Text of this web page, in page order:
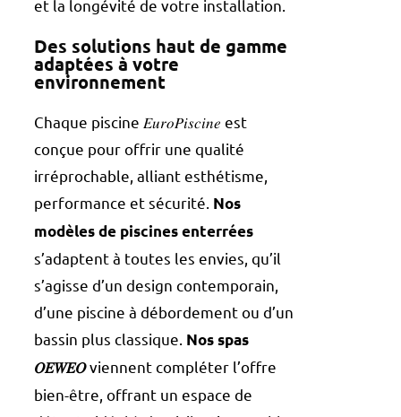
et la longévité de votre installation.
Des solutions haut de gamme
adaptées à votre
environnement
Chaque piscine 𝐸𝑢𝑟𝑜𝑃𝑖𝑠𝑐𝑖𝑛𝑒 est
conçue pour offrir une qualité
irréprochable, alliant esthétisme,
performance et sécurité. Nos
modèles de piscines enterrées
s’adaptent à toutes les envies, qu’il
s’agisse d’un design contemporain,
d’une piscine à débordement ou d’un
bassin plus classique. Nos spas
𝑂𝐸𝑊𝐸𝑂viennent compléter l’offre
bien-être, offrant un espace de